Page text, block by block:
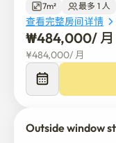
7m²
最多 1 人
查看完整房间详情
₩484,000/ 月
¥484,000/ 月